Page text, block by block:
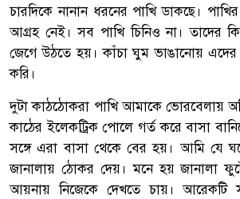
চারদিকে নানান ধরনের পাখি ডাকছে।
আগ্রহ নেই। সব পাখি চিনিও না। তাদের
জেগে উঠতে হয়। কাঁচা ঘুম ভাঙানোয় এদের
করি।
দুটা কাঠঠোকরা পাখি আমাকে ভোরবেলায়
কাঠের ইলেকট্রিক পোলে গর্ত করে বাসা
সঙ্গে এরা বাসা থেকে বের হয়। আমি যে
জানালায় ঠোকর দেয়। মনে হয় জানালা
আয়নায় নিজেকে দেখতে চায়। আরেকটি